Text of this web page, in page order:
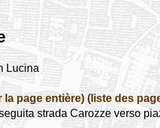
Lucina
la page entière) (liste des
strada Carozze verso